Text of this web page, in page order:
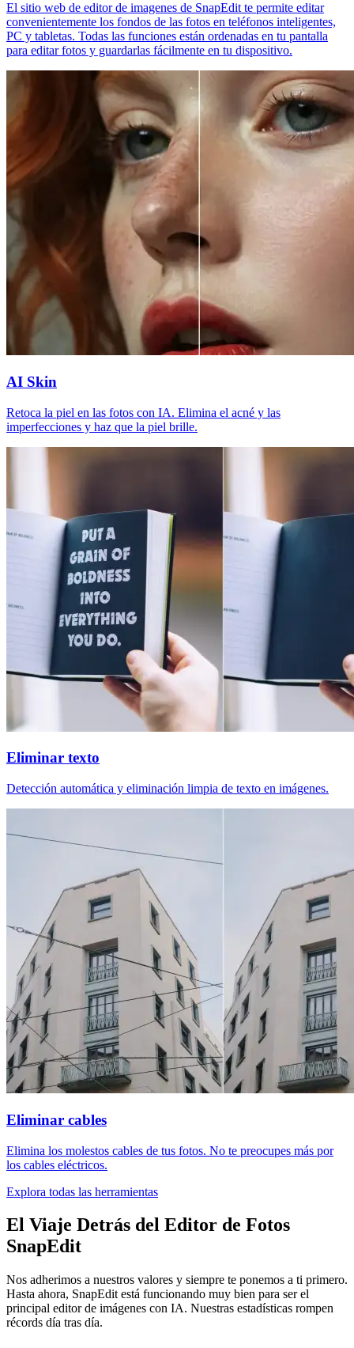
El sitio web de editor de imagenes de SnapEdit te permite editar
convenientemente los fondos de las fotos en teléfonos inteligentes,
PC y tabletas. Todas las funciones están ordenadas en tu pantalla
para editar fotos y guardarlas fácilmente en tu dispositivo.
AI Skin
Retoca la piel en las fotos con IA. Elimina el acné y las
imperfecciones y haz que la piel brille.
Eliminar texto
Detección automática y eliminación limpia de texto en imágenes.
Eliminar cables
Elimina los molestos cables de tus fotos. No te preocupes más por
los cables eléctricos.
Explora todas las herramientas
El Viaje Detrás del Editor de Fotos
SnapEdit
Nos adherimos a nuestros valores y siempre te ponemos a ti primero.
Hasta ahora, SnapEdit está funcionando muy bien para ser el
principal editor de imágenes con IA. Nuestras estadísticas rompen
récords día tras día.